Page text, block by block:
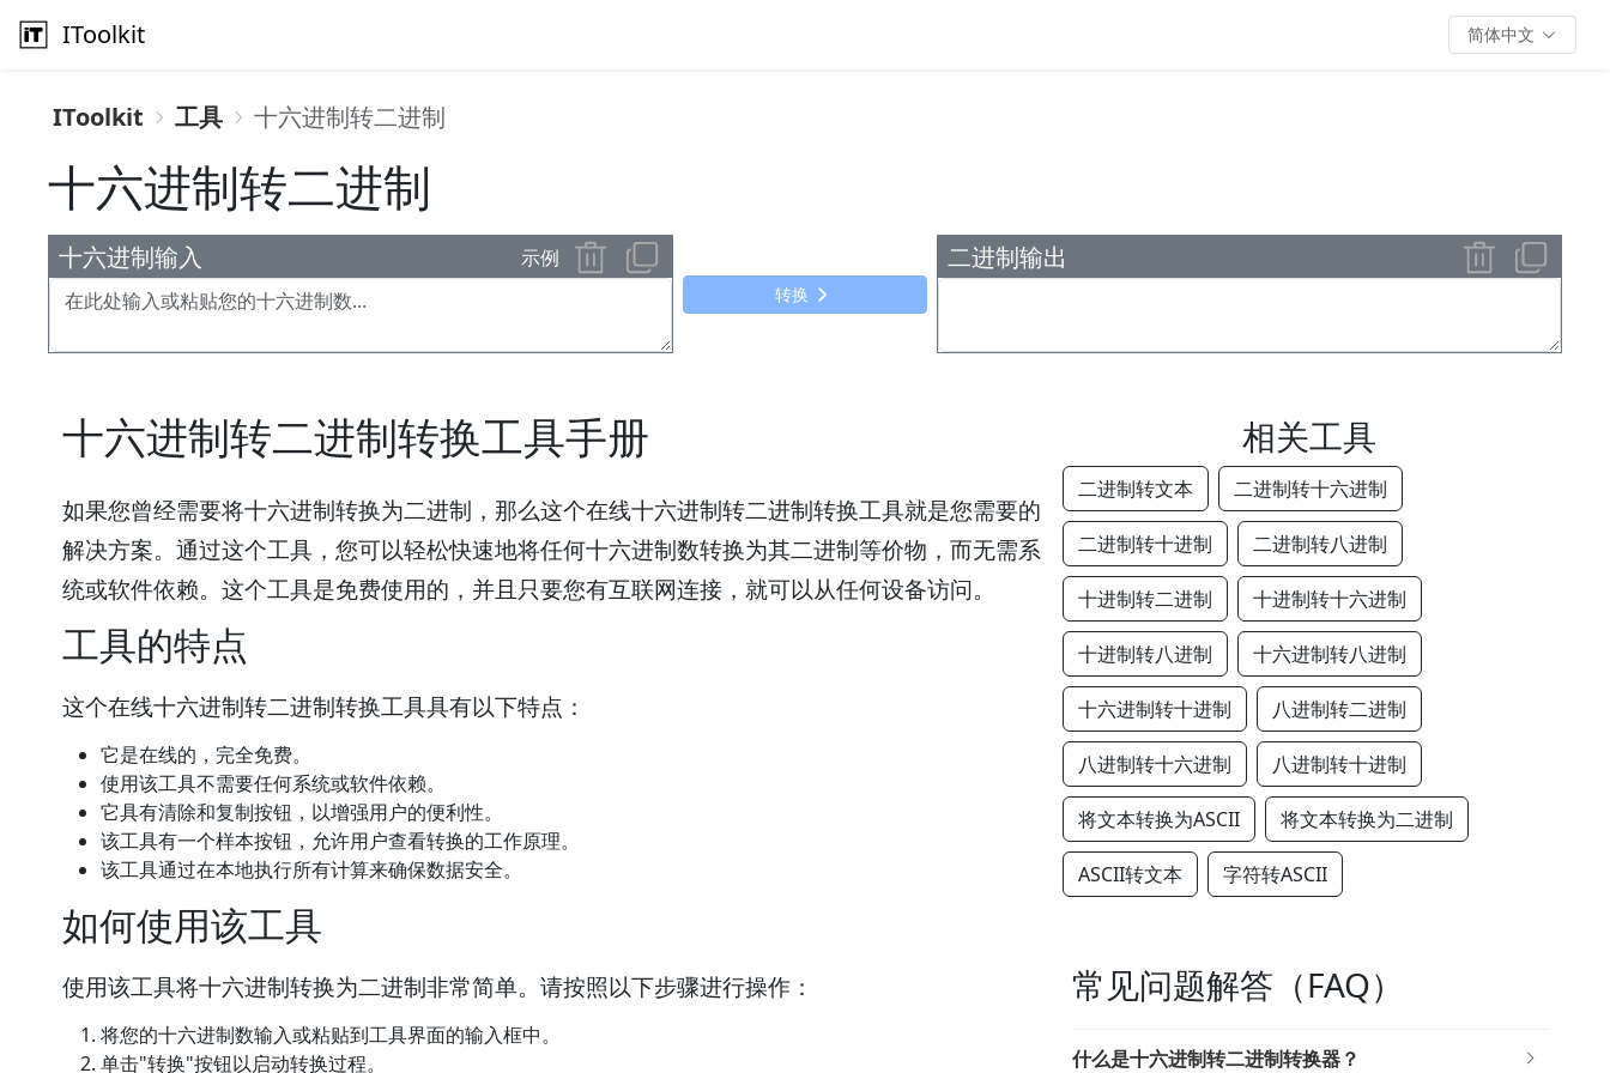
IToolkit 简体中文
IToolkit 工具 十六进制转二进制
十六进制转二进制
十六进制输入 示例
转换
二进制输出
十六进制转二进制转换工具手册
如果您曾经需要将十六进制转换为二进制，那么这个在线十六进制转二进制转换工具就是您需要的
解决方案。通过这个工具，您可以轻松快速地将任何十六进制数转换为其二进制等价物，而无需系
统或软件依赖。这个工具是免费使用的，并且只要您有互联网连接，就可以从任何设备访问。
工具的特点
这个在线十六进制转二进制转换工具具有以下特点：
它是在线的，完全免费。
使用该工具不需要任何系统或软件依赖。
它具有清除和复制按钮，以增强用户的便利性。
该工具有一个样本按钮，允许用户查看转换的工作原理。
该工具通过在本地执行所有计算来确保数据安全。
如何使用该工具
使用该工具将十六进制转换为二进制非常简单。请按照以下步骤进行操作：
将您的十六进制数输入或粘贴到工具界面的输入框中。
单击"转换"按钮以启动转换过程。
相关工具
二进制转文本 二进制转十六进制
二进制转十进制 二进制转八进制
十进制转二进制 十进制转十六进制
十进制转八进制 十六进制转八进制
十六进制转十进制 八进制转二进制
八进制转十六进制 八进制转十进制
将文本转换为ASCII 将文本转换为二进制
ASCII转文本 字符转ASCII
常见问题解答（FAQ）
什么是十六进制转二进制转换器？